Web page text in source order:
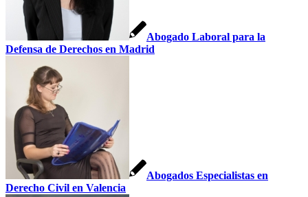
Abogado Laboral para la
Defensa de Derechos en Madrid
Abogados Especialistas en
Derecho Civil en Valencia